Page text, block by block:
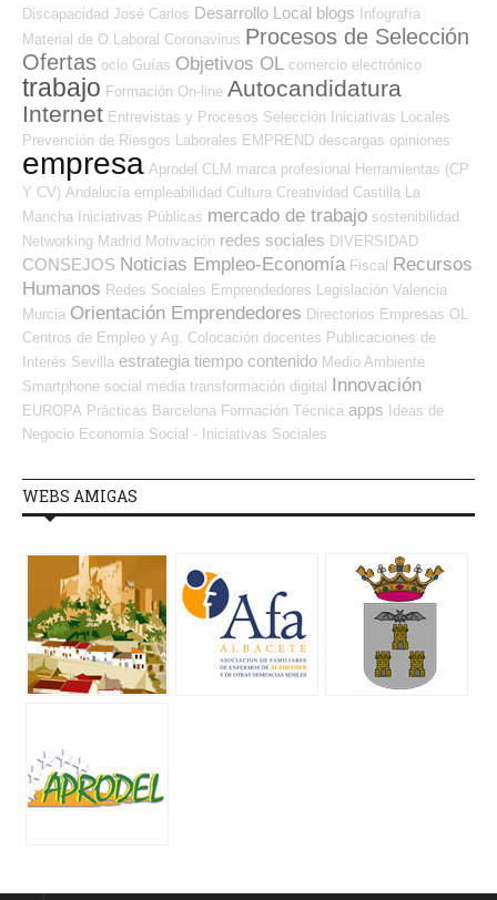
Discapacidad José Carlos Desarrollo Local blogs Infografía
Material de O.Laboral Coronavirus Procesos de Selección
Ofertas ocio Guías Objetivos OL comercio electrónico
trabajo Formación On-line Autocandidatura
Internet Entrevistas y Procesos Selección Iniciativas Locales
Prevención de Riesgos Laborales EMPREND descargas opiniones
empresa Aprodel CLM marca profesional Herramientas (CP
Y CV) Andalucía empleabilidad Cultura Creatividad Castilla La
Mancha Iniciativas Públicas mercado de trabajo sostenibilidad
Networking Madrid Motivación redes sociales DIVERSIDAD
CONSEJOS Noticias Empleo-Economía Fiscal Recursos
Humanos Redes Sociales Emprendedores Legislación Valencia
Murcia Orientación Emprendedores Directorios Empresas OL
Centros de Empleo y Ag. Colocación docentes Publicaciones de
Interés Sevilla estrategia tiempo contenido Medio Ambiente
Smartphone social media transformación digital Innovación
EUROPA Prácticas Barcelona Formación Técnica apps Ideas de
Negocio Economía Social - Iniciativas Sociales
WEBS AMIGAS